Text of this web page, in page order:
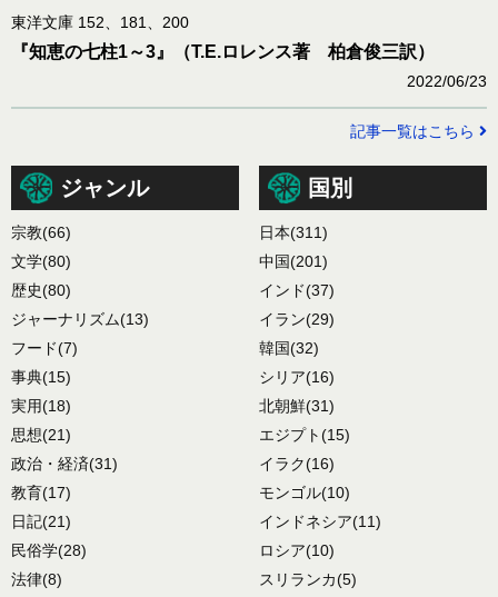
東洋文庫 152、181、200
『知恵の七柱1～3』（T.E.ロレンス著 柏倉俊三訳）
2022/06/23
記事一覧はこちら
ジャンル
宗教(66)
文学(80)
歴史(80)
ジャーナリズム(13)
フード(7)
事典(15)
実用(18)
思想(21)
政治・経済(31)
教育(17)
日記(21)
民俗学(28)
法律(8)
国別
日本(311)
中国(201)
インド(37)
イラン(29)
韓国(32)
シリア(16)
北朝鮮(31)
エジプト(15)
イラク(16)
モンゴル(10)
インドネシア(11)
ロシア(10)
スリランカ(5)